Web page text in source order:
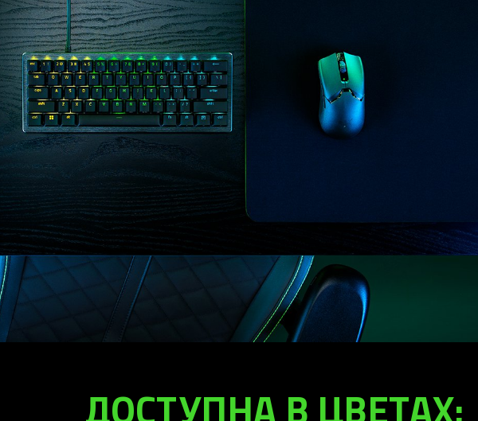
ДОСТУПНА В ЦВЕТАХ: